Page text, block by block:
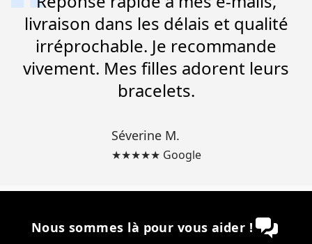
livraison dans les délais et qualité
irréprochable. Je recommande
vivement. Mes filles adorent leurs
bracelets.
Séverine M.
★★★★★ Google
Nous sommes là pour vous aider !